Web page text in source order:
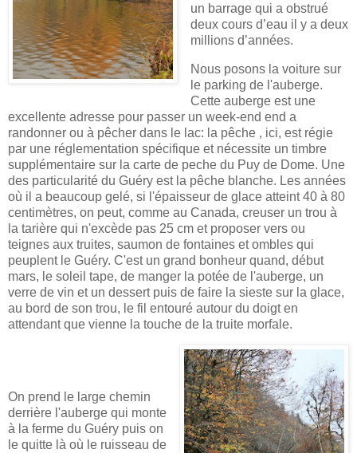
un barrage qui a obstrué
deux cours d’eau il y a deux
millions d’années.
Nous posons la voiture sur
le parking de l'auberge.
Cette auberge est une
excellente adresse pour passer un week-end end a
randonner ou à pêcher dans le lac: la pêche , ici, est régie
par une réglementation spécifique et nécessite un timbre
supplémentaire sur la carte de peche du Puy de Dome. Une
des particularité du Guéry est la pêche blanche. Les années
où il a beaucoup gelé, si l'épaisseur de glace atteint 40 à 80
centimètres, on peut, comme au Canada, creuser un trou à
la tarière qui n'excède pas 25 cm et proposer vers ou
teignes aux truites, saumon de fontaines et ombles qui
peuplent le Guéry. C'est un grand bonheur quand, début
mars, le soleil tape, de manger la potée de l'auberge, un
verre de vin et un dessert puis de faire la sieste sur la glace,
au bord de son trou, le fil entouré autour du doigt en
attendant que vienne la touche de la truite morfale.
On prend le large chemin
derrière l'auberge qui monte
à la ferme du Guéry puis on
le quitte là où le ruisseau de